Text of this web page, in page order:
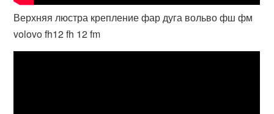
Верхняя люстра крепление фар дуга вольво фш фм
volovo fh12 fh 12 fm